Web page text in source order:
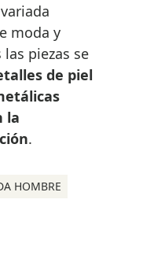
moda y
piezas se
de piel
la
.
HOMBRE